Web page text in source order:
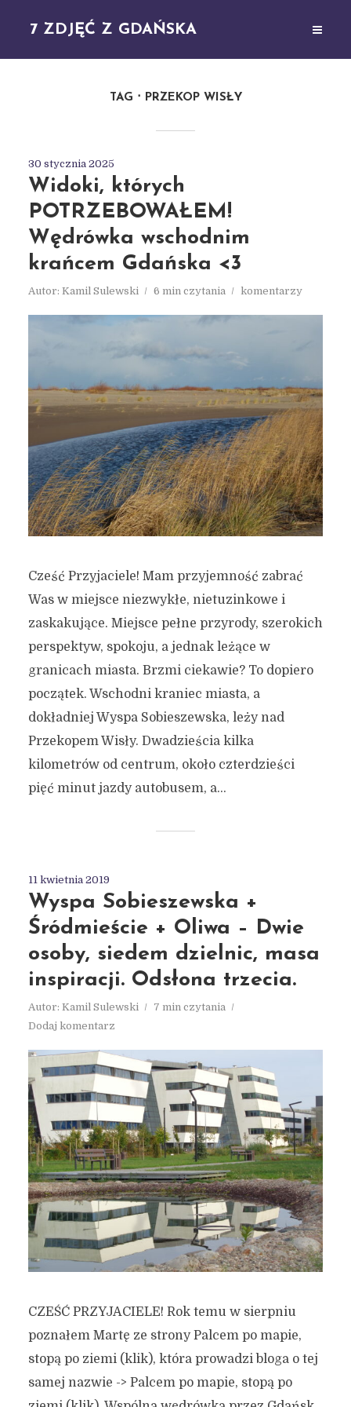
7 ZDJĘĆ Z GDAŃSKA
TAG PRZEKOP WISŁY
30 stycznia 2025
Widoki, których
POTRZEBOWAŁEM!
Wędrówka wschodnim
krańcem Gdańska <3
Autor: Kamil Sulewski 6 min czytania komentarzy
Cześć Przyjaciele! Mam przyjemność zabrać
Was w miejsce niezwykłe, nietuzinkowe i
zaskakujące. Miejsce pełne przyrody, szerokich
perspektyw, spokoju, a jednak leżące w
granicach miasta. Brzmi ciekawie? To dopiero
początek. Wschodni kraniec miasta, a
dokładniej Wyspa Sobieszewska, leży nad
Przekopem Wisły. Dwadzieścia kilka
kilometrów od centrum, około czterdzieści
pięć minut jazdy autobusem, a...
11 kwietnia 2019
Wyspa Sobieszewska +
Śródmieście + Oliwa – Dwie
osoby, siedem dzielnic, masa
inspiracji. Odsłona trzecia.
Autor: Kamil Sulewski
7 min czytania
Dodaj komentarz
CZEŚĆ PRZYJACIELE! Rok temu w sierpniu
poznałem Martę ze strony Palcem po mapie,
stopą po ziemi (klik), która prowadzi bloga o tej
samej nazwie -> Palcem po mapie, stopą po